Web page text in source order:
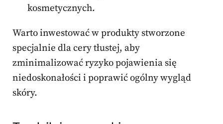
kosmetycznych.
Warto inwestować w produkty stworzone
specjalnie dla cery tłustej, aby
zminimalizować ryzyko pojawienia się
niedoskonałości i poprawić ogólny wygląd
skóry.